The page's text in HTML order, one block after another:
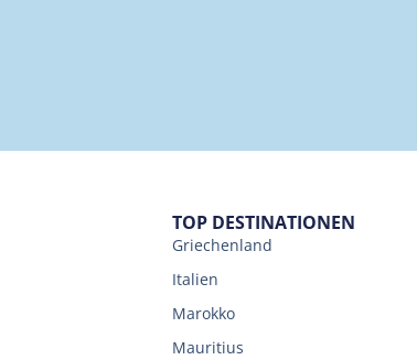
TOP DESTINATIONEN
Griechenland
Italien
Marokko
Mauritius